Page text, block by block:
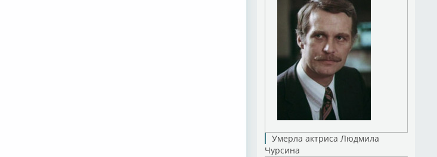
Умерла актриса Людмила
Чурсина